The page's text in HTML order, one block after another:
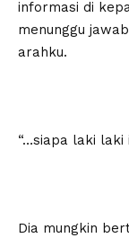
informasi di
menunggu
arahku.
“…siapa laki laki
Dia mungkin